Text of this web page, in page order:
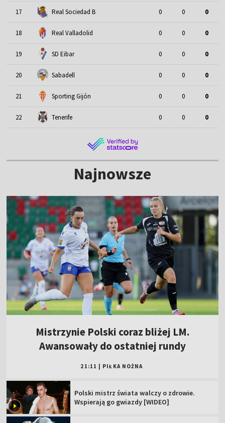
17 Real Sociedad B 0 0 0
18 Real Valladolid 0 0 0
19 SD Eibar 0 0 0
20 Sabadell 0 0 0
21 Sporting Gijón 0 0 0
22 Tenerife 0 0 0
Najnowsze
Mistrzynie Polski coraz bliżej LM.
Awansowały do ostatniej rundy
21:11 PIŁKA NOŻNA
Polski mistrz świata walczy o zdrowie.
Wspierają go gwiazdy [WIDEO]